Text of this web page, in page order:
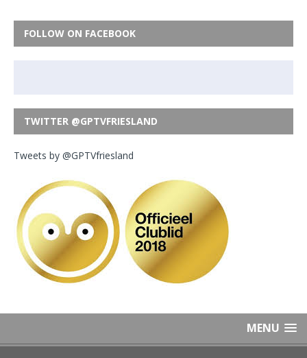
FOLLOW ON FACEBOOK
TWITTER @GPTVFRIESLAND
Tweets by @GPTVfriesland
MENU